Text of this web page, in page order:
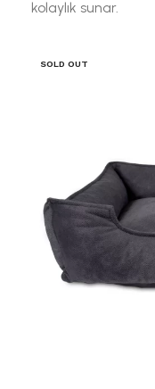
kolaylık sunar.
SOLD OUT